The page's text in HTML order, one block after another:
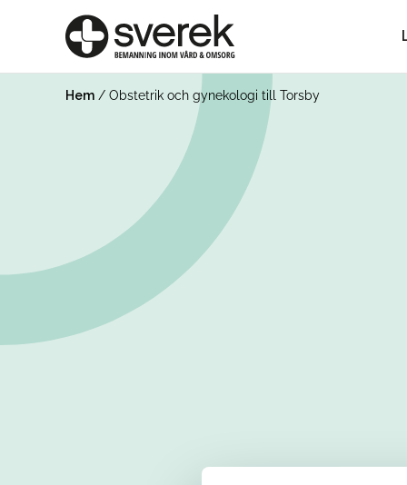
Hem / Obstetrik och gynekologi till Torsby